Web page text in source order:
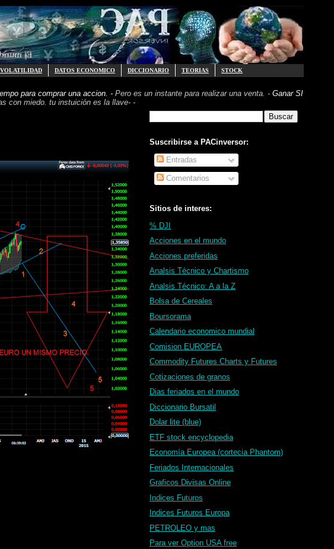
VOLATILIDAD DATOS ECONOMICO DICCIONARIO TEORIAS
STOCK
para comprar una accion. - Pero es un instante para realizar una venta. - Ganar SI
con miedo. tu instuición es la llave- -
Suscribirse a PACinversor:
Entradas
Comentarios
Sitios de interes:
% DJI
Acciones en el mundo
Acciones preferidas
Analsis Técnico y Chartismo
Analsis Técnico: A a la Z
Bolsa de Cereales
Boursorama
Calendario economico mundial
Comision EUROPEA
Commodity Futures Charts y Futures
Cotizaciones de granos
Dias feriados en el mundo
Diccionario Bursatil
Dolar lite (blue)
ETF stock encyclopedia
Economía Europea (cortecia Phantom)
Feriados Internacionales
Graficos Divisas Online
Indices Futuros
Indices Futuros Europa
PETROLEO y mas
Para ver Option USA free